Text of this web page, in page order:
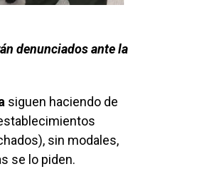
denunciados ante la
siguen haciendo de
sin modales,
se lo piden.